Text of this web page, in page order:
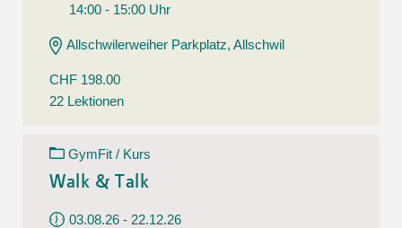
14:00 - 15:00 Uhr
Allschwilerweiher Parkplatz, Allschwil
CHF 198.00
22 Lektionen
GymFit / Kurs
Walk & Talk
03.08.26 - 22.12.26